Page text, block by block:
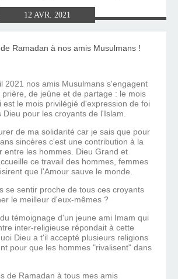
12 AVR. 2021
2021 nos amis Musulmans s'engagent
de jeûne et de partage : le mois
est le mois privilégié d'expression de foi
Dieu pour les croyants de l'Islam.
de ma solidarité car je sais que pour
sincères c'est une contribution à la
entre les hommes. Dieu Grand et
ce travail des hommes, femmes
que l'Amour sauve le monde.
se sentir proche de tous ces croyants
le meilleur d'eux-mêmes ?
témoignage d'un jeune ami Imam qui
inter-religieuse répondait à cette
Dieu a t'il accepté plusieurs religions
pour que les hommes "rivalisent" dans
de Ramadan à tous mes amis